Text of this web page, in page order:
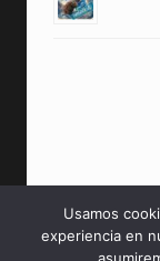
Usamos
experiencia en